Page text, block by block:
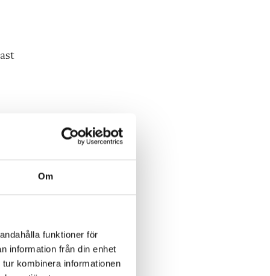
Om
funktioner för
information från din enhet
kombinera informationen